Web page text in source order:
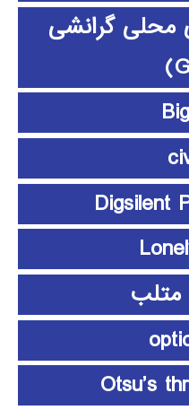
محلی گرانشی
Digsilent
Otsu’s